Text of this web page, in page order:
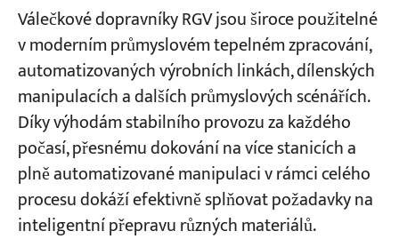
Válečkové dopravníky RGV jsou široce použitelné
v moderním průmyslovém tepelném zpracování,
automatizovaných výrobních linkách, dílenských
manipulacích a dalších průmyslových scénářích.
Díky výhodám stabilního provozu za každého
počasí, přesnému dokování na více stanicích a
plně automatizované manipulaci v rámci celého
procesu dokáží efektivně splňovat požadavky na
inteligentní přepravu různých materiálů.